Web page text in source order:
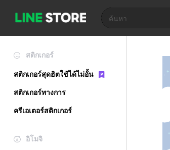
สติกเกอร์
สติกเกอร์สุดฮิตใช้ได้ไม่อั้น
สติกเกอร์ทางการ
ครีเอเตอร์สติกเกอร์
อิโมจิ